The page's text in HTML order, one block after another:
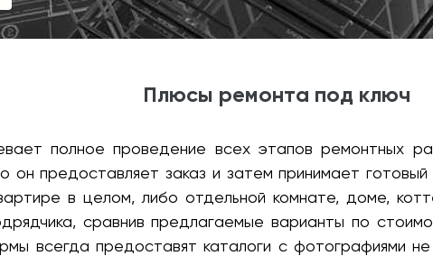
Плюсы ремонта под ключ
полное проведение всех этапов ремонтных
он предоставляет заказ и затем принимает
в целом, либо отдельной комнате, доме,
сравнив предлагаемые варианты по
всегда предоставят каталоги с фотографиями